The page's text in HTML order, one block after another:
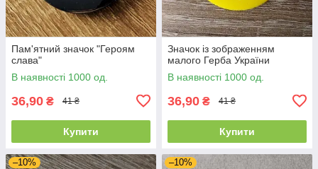
Пам'ятний значок "Героям
слава"
В наявності 1000 од.
36,90 ₴ 41 ₴
Купити
Значок із зображенням
малого Герба України
В наявності 1000 од.
36,90 ₴ 41 ₴
Купити
–10% –10%